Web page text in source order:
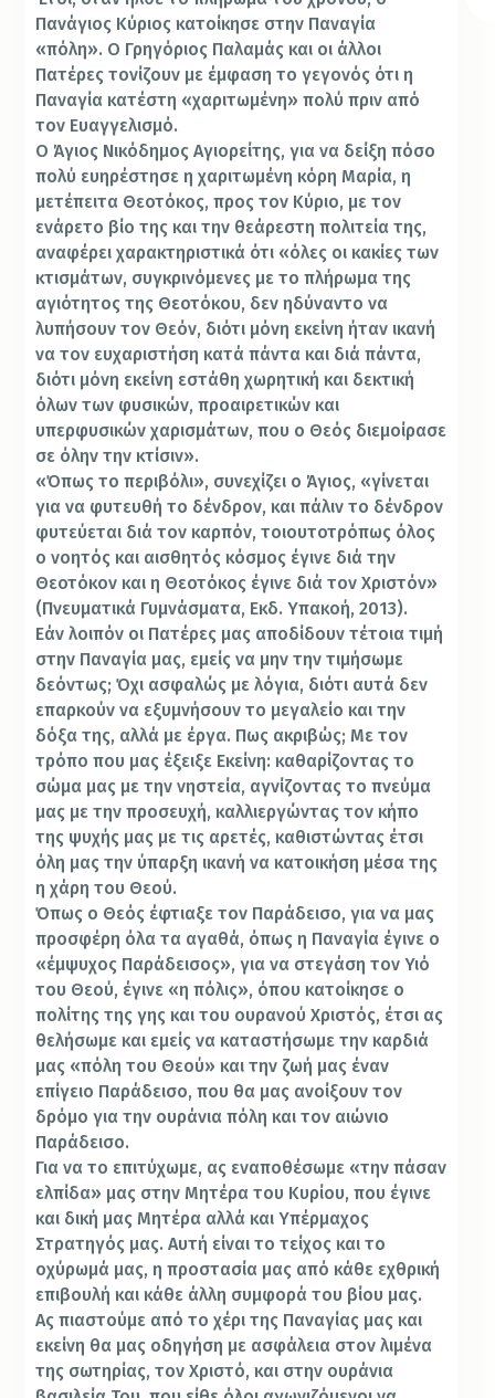
Πανάγιος Κύριος κατοίκησε στην Παναγία
«πόλη». Ο Γρηγόριος Παλαμάς και οι άλλοι
Πατέρες τονίζουν με έμφαση το γεγονός ότι η
Παναγία κατέστη «χαριτωμένη» πολύ πριν από
τον Ευαγγελισμό.
Ο Άγιος Νικόδημος Αγιορείτης, για να δείξη πόσο
πολύ ευηρέστησε η χαριτωμένη κόρη Μαρία, η
μετέπειτα Θεοτόκος, προς τον Κύριο, με τον
ενάρετο βίο της και την θεάρεστη πολιτεία της,
αναφέρει χαρακτηριστικά ότι «όλες οι κακίες των
κτισμάτων, συγκρινόμενες με το πλήρωμα της
αγιότητος της Θεοτόκου, δεν ηδύναντο να
λυπήσουν τον Θεόν, διότι μόνη εκείνη ήταν ικανή
να τον ευχαριστήση κατά πάντα και διά πάντα,
διότι μόνη εκείνη εστάθη χωρητική και δεκτική
όλων των φυσικών, προαιρετικών και
υπερφυσικών χαρισμάτων, που ο Θεός διεμοίρασε
σε όλην την κτίσιν».
«Όπως το περιβόλι», συνεχίζει ο Άγιος, «γίνεται
για να φυτευθή το δένδρον, και πάλιν το δένδρον
φυτεύεται διά τον καρπόν, τοιουτοτρόπως όλος
ο νοητός και αισθητός κόσμος έγινε διά την
Θεοτόκον και η Θεοτόκος έγινε διά τον Χριστόν»
(Πνευματικά Γυμνάσματα, Εκδ. Υπακοή, 2013).
Εάν λοιπόν οι Πατέρες μας αποδίδουν τέτοια τιμή
στην Παναγία μας, εμείς να μην την τιμήσωμε
δεόντως; Όχι ασφαλώς με λόγια, διότι αυτά δεν
επαρκούν να εξυμνήσουν το μεγαλείο και την
δόξα της, αλλά με έργα. Πως ακριβώς; Με τον
τρόπο που μας έξειξε Εκείνη: καθαρίζοντας το
σώμα μας με την νηστεία, αγνίζοντας το πνεύμα
μας με την προσευχή, καλλιεργώντας τον κήπο
της ψυχής μας με τις αρετές, καθιστώντας έτσι
όλη μας την ύπαρξη ικανή να κατοικήση μέσα της
η χάρη του Θεού.
Όπως ο Θεός έφτιαξε τον Παράδεισο, για να μας
προσφέρη όλα τα αγαθά, όπως η Παναγία έγινε ο
«έμψυχος Παράδεισος», για να στεγάση τον Υιό
του Θεού, έγινε «η πόλις», όπου κατοίκησε ο
πολίτης της γης και του ουρανού Χριστός, έτσι ας
θελήσωμε και εμείς να καταστήσωμε την καρδιά
μας «πόλη του Θεού» και την ζωή μας έναν
επίγειο Παράδεισο, που θα μας ανοίξουν τον
δρόμο για την ουράνια πόλη και τον αιώνιο
Παράδεισο.
Για να το επιτύχωμε, ας εναποθέσωμε «την πάσαν
ελπίδα» μας στην Μητέρα του Κυρίου, που έγινε
και δική μας Μητέρα αλλά και Υπέρμαχος
Στρατηγός μας. Αυτή είναι το τείχος και το
οχύρωμά μας, η προστασία μας από κάθε εχθρική
επιβουλή και κάθε άλλη συμφορά του βίου μας.
Ας πιαστούμε από το χέρι της Παναγίας μας και
εκείνη θα μας οδηγήση με ασφάλεια στον λιμένα
της σωτηρίας, τον Χριστό, και στην ουράνια